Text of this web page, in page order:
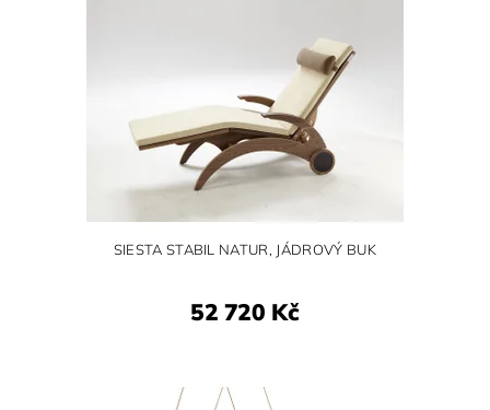
SIESTA STABIL NATUR, JÁDROVÝ BUK
52 720 Kč